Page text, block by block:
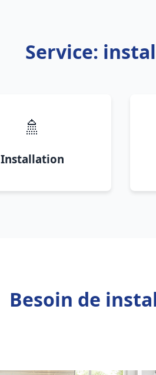
Service:
🚿
Installation
Besoin de